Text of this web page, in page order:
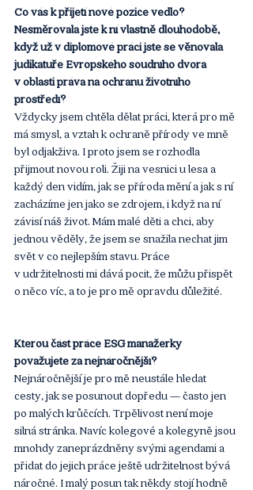
Co vás k přijetí nové pozice vedlo?
Nesměrovala jste k ní vlastně dlouhodobě,
když už v diplomové práci jste se věnovala
judikatuře Evropského soudního dvora
v oblasti práva na ochranu životního
prostředí?
Vždycky jsem chtěla dělat práci, která pro mě
má smysl, a vztah k ochraně přírody ve mně
byl odjakživa. I proto jsem se rozhodla
přijmout novou roli. Žiji na vesnici u lesa a
každý den vidím, jak se příroda mění a jak s ní
zacházíme jen jako se zdrojem, i když na ní
závisí náš život. Mám malé děti a chci, aby
jednou věděly, že jsem se snažila nechat jim
svět v co nejlepším stavu. Práce
v udržitelnosti mi dává pocit, že můžu přispět
o něco víc, a to je pro mě opravdu důležité.
Kterou část práce ESG manažerky
považujete za nejnáročnější?
Nejnáročnější je pro mě neustále hledat
cesty, jak se posunout dopředu — často jen
po malých krůčcích. Trpělivost není moje
silná stránka. Navíc kolegové a kolegyně jsou
mnohdy zaneprázdněny svými agendami a
přidat do jejich práce ještě udržitelnost bývá
náročné. I malý posun tak někdy stojí hodně